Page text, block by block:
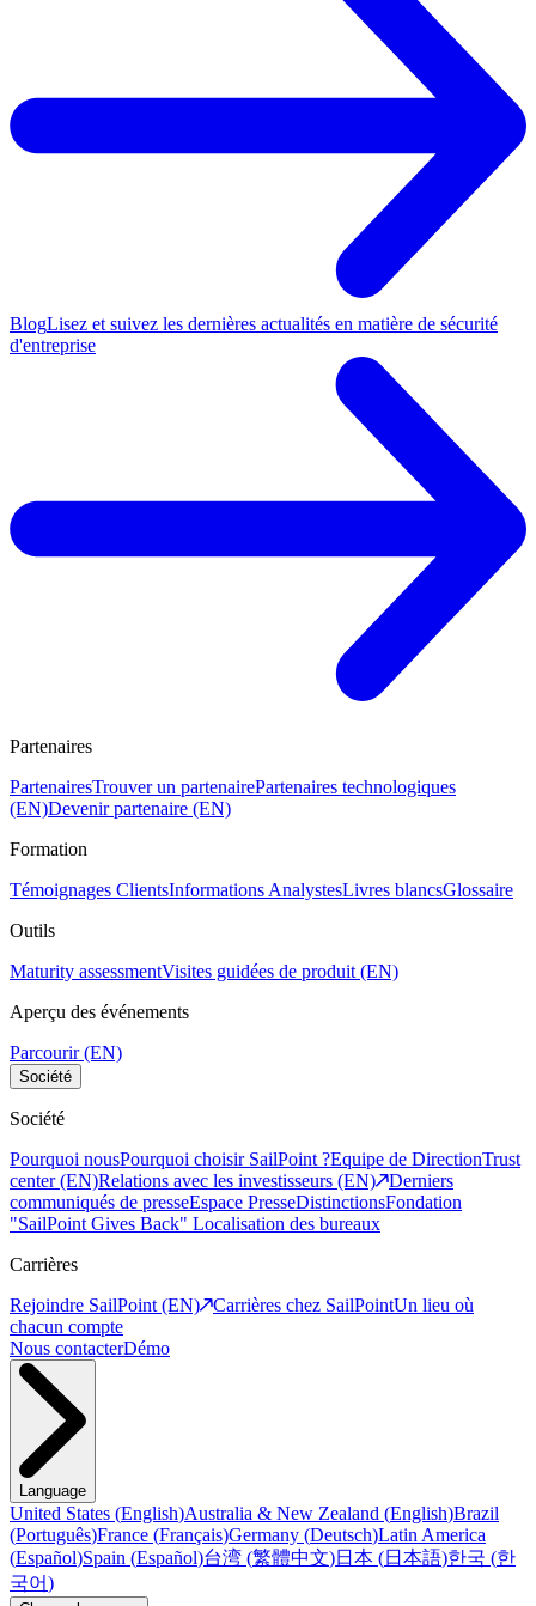
BlogLisez et suivez les dernières actualités en matière de sécurité
d'entreprise
Partenaires
PartenairesTrouver un partenairePartenaires technologiques
(EN)Devenir partenaire (EN)
Formation
Témoignages ClientsInformations AnalystesLivres blancsGlossaire
Outils
Maturity assessmentVisites guidées de produit (EN)
Aperçu des événements
Parcourir (EN)
Société
Société
Pourquoi nousPourquoi choisir SailPoint ?Equipe de DirectionTrust
center (EN)Relations avec les investisseurs (EN)
Derniers
communiqués de presseEspace PresseDistinctionsFondation
"SailPoint Gives Back" Localisation des bureaux
Carrières
Rejoindre SailPoint (EN)
Carrières chez SailPointUn lieu où
chacun compte
Nous contacterDémo
Language
United States (English)Australia & New Zealand (English)Brazil
(Português)France (Français)Germany (Deutsch)Latin America
(Español)Spain (Español)台湾 (繁體中文)日本 (日本語)한국 (한
국어)